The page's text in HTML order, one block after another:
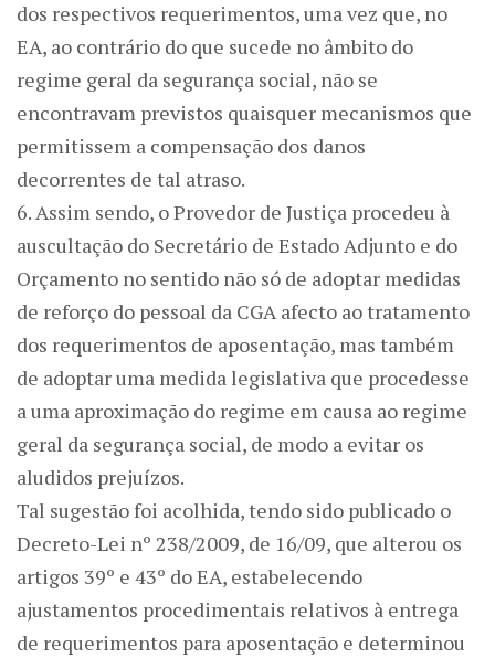
dos respectivos requerimentos, uma vez que, no
EA, ao contrário do que sucede no âmbito do
regime geral da segurança social, não se
encontravam previstos quaisquer mecanismos que
permitissem a compensação dos danos
decorrentes de tal atraso.
6. Assim sendo, o Provedor de Justiça procedeu à
auscultação do Secretário de Estado Adjunto e do
Orçamento no sentido não só de adoptar medidas
de reforço do pessoal da CGA afecto ao tratamento
dos requerimentos de aposentação, mas também
de adoptar uma medida legislativa que procedesse
a uma aproximação do regime em causa ao regime
geral da segurança social, de modo a evitar os
aludidos prejuízos.
Tal sugestão foi acolhida, tendo sido publicado o
Decreto-Lei nº 238/2009, de 16/09, que alterou os
artigos 39º e 43º do EA, estabelecendo
ajustamentos procedimentais relativos à entrega
de requerimentos para aposentação e determinou